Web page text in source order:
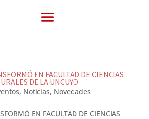
EN FACULTAD DE CIENCIAS
DE LA UNCUYO
, Noticias, Novedades
EN FACULTAD DE CIENCIAS